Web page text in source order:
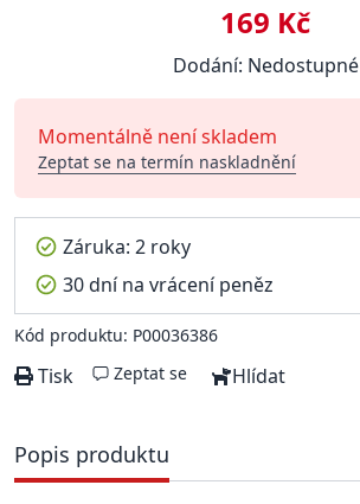
169 Kč
Dodání: Nedostupné
Momentálně není skladem
Zeptat se na termín naskladnění
Záruka: 2 roky
30 dní na vrácení peněz
Kód produktu: P00036386
Tisk Zeptat se Hlídat
Popis produktu